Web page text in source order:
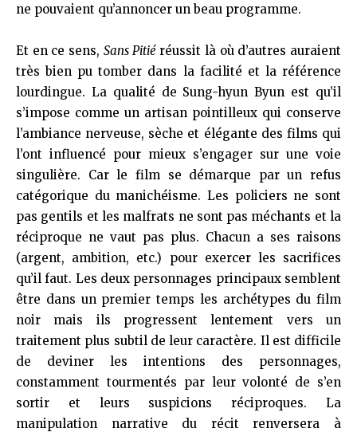
ne pouvaient qu’annoncer un beau programme.
Et en ce sens, Sans Pitiéréussit là où d’autres auraient
très bien pu tomber dans la facilité et la référence
lourdingue. La qualité de Sung-hyun Byun est qu’il
s’impose comme un artisan pointilleux qui conserve
l’ambiance nerveuse, sèche et élégante des films qui
l’ont influencé pour mieux s’engager sur une voie
singulière. Car le film se démarque par un refus
catégorique du manichéisme. Les policiers ne sont
pas gentils et les malfrats ne sont pas méchants et la
réciproque ne vaut pas plus. Chacun a ses raisons
(argent, ambition, etc.) pour exercer les sacrifices
qu’il faut. Les deux personnages principaux semblent
être dans un premier temps les archétypes du film
noir mais ils progressent lentement vers un
traitement plus subtil de leur caractère. Il est difficile
de deviner les intentions des personnages,
constamment tourmentés par leur volonté de s’en
sortir et leurs suspicions réciproques. La
manipulation narrative du récit renversera à